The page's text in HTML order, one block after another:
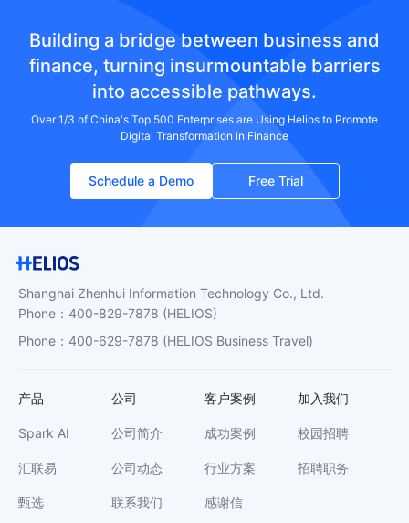
Building a bridge between business and
finance, turning insurmountable barriers
into accessible pathways.
Over 1/3 of China's Top 500 Enterprises are Using Helios to Promote
Digital Transformation in Finance
Schedule a Demo Free Trial
Shanghai Zhenhui Information Technology Co., Ltd.
Phone ： 400-829-7878 (HELIOS)
Phone ： 400-629-7878 (HELIOS Business Travel)
产品
Spark AI
汇联易
甄选
公司
公司简介
公司动态
联系我们
客户案例
成功案例
行业方案
感谢信
加入我们
校园招聘
招聘职务